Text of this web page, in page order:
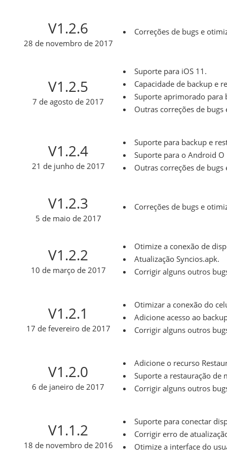
V1.2.6
28 de novembro de 2017
Correções de bugs e
V1.2.5
7 de agosto de 2017
Suporte para iOS 11.
Capacidade de backup e
Suporte aprimorado para
Outras correções de bugs
V1.2.4
21 de junho de 2017
Suporte para backup e
Suporte para o Android O
Outras correções de bugs
V1.2.3
5 de maio de 2017
Correções de bugs e
V1.2.2
10 de março de 2017
Otimize a conexão de
Atualização Syncios.apk.
Corrigir alguns outros
V1.2.1
17 de fevereiro de 2017
Otimizar a conexão do
Adicione acesso ao
Corrigir alguns outros
V1.2.0
6 de janeiro de 2017
Adicione o recurso
Suporte a restauração de
Corrigir alguns outros
V1.1.2
18 de novembro de 2016
Suporte para conectar
Corrigir erro de
Otimize a interface do